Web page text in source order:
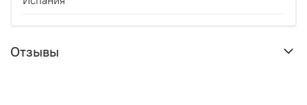
Отзывы